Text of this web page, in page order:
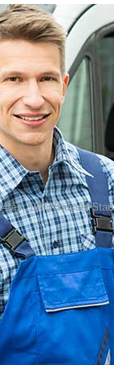
1083 Brussel-Stad